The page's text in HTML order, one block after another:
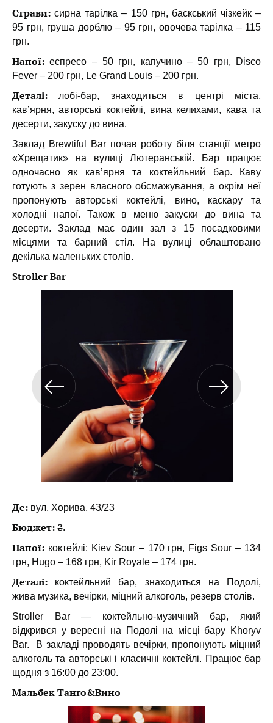
Страви: сирна тарілка – 150 грн, баскський чізкейк –
95 грн, груша дорблю – 95 грн, овочева тарілка – 115
грн.
Напої: еспресо – 50 грн, капучино – 50 грн, Disco
Fever – 200 грн, Le Grand Louis – 200 грн.
Деталі: лобі-бар, знаходиться в центрі міста,
кав’ярня, авторські коктейлі, вина келихами, кава та
десерти, закуску до вина.
Заклад Brewtiful Bar почав роботу біля станції метро
«Хрещатик» на вулиці Лютеранській. Бар працює
одночасно як кав’ярня та коктейльний бар. Каву
готують з зерен власного обсмажування, а окрім неї
пропонують авторські коктейлі, вино, каскару та
холодні напої. Також в меню закуски до вина та
десерти. Заклад має один зал з 15 посадковими
місцями та барний стіл. На вулиці облаштовано
декілька маленьких столів.
Stroller Bar
Де: вул. Хорива, 43/23
Бюджет: ₴.
Напої: коктейлі: Kiev Sour – 170 грн, Figs Sour – 134
грн, Hugo – 168 грн, Kir Royale – 174 грн.
Деталі: коктейльний бар, знаходиться на Подолі,
жива музика, вечірки, міцний алкоголь, резерв столів.
Stroller Bar — коктейльно-музичний бар, який
відкрився у вересні на Подолі на місці бару Khoryv
Bar. В закладі проводять вечірки, пропонують міцний
алкоголь та авторські і класичні коктейлі. Працює бар
щодня з 16:00 до 23:00.
Мальбек Танго&Вино